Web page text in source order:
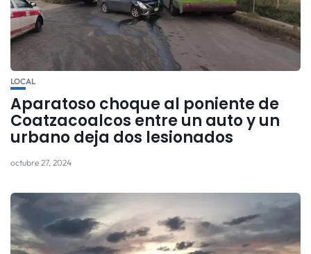
LOCAL
Aparatoso choque al poniente de
Coatzacoalcos entre un auto y un
urbano deja dos lesionados
octubre 27, 2024